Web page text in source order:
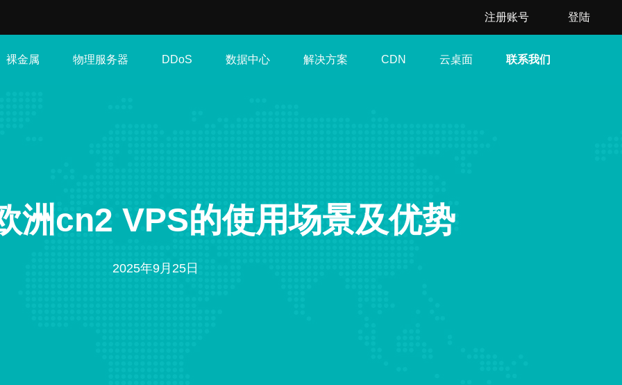
注册账号 登陆
裸金属 物理服务器 DDoS 数据中心 解决方案 CDN 云桌面 联系我们
洲cn2 VPS的使用场景及优势
2025年9月25日